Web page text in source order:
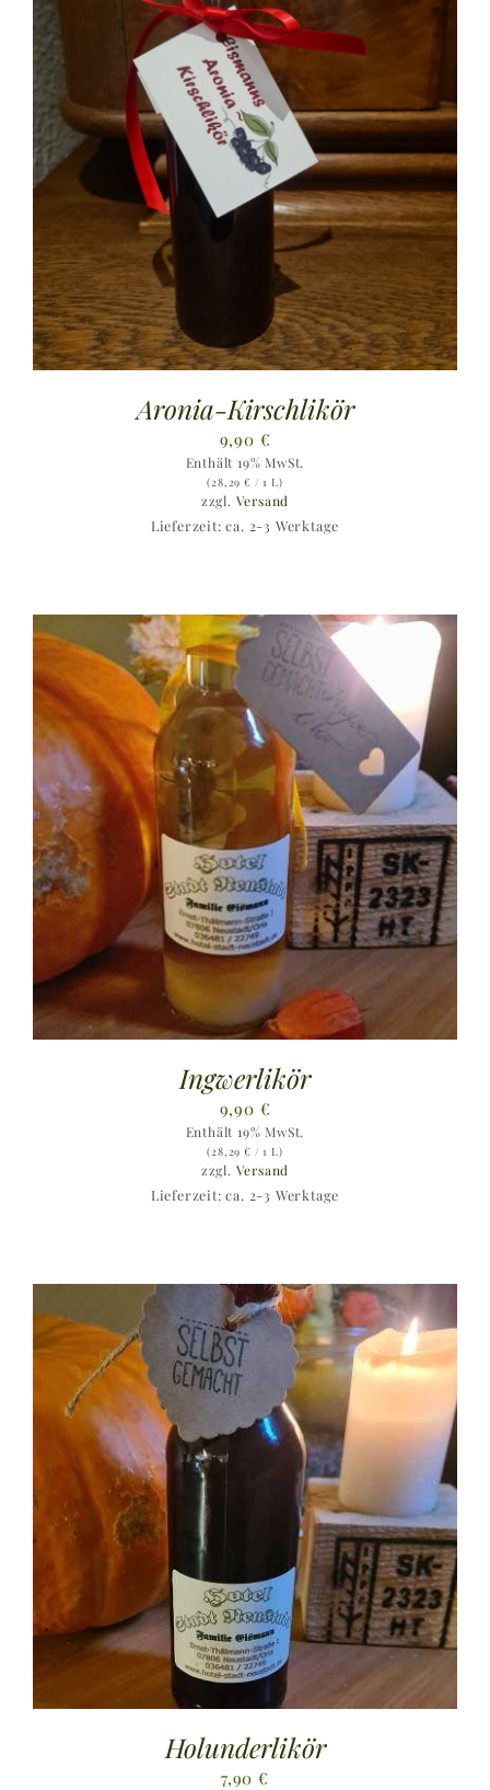
Aronia-Kirschlikör
9,90 €
Enthält 19% MwSt.
(28,29€ / 1 L)
zzgl. Versand
Lieferzeit: ca. 2-3 Werktage
Ingwerlikör
9,90 €
Enthält 19% MwSt.
(28,29€ / 1 L)
zzgl. Versand
Lieferzeit: ca. 2-3 Werktage
Holunderlikör
7,90€